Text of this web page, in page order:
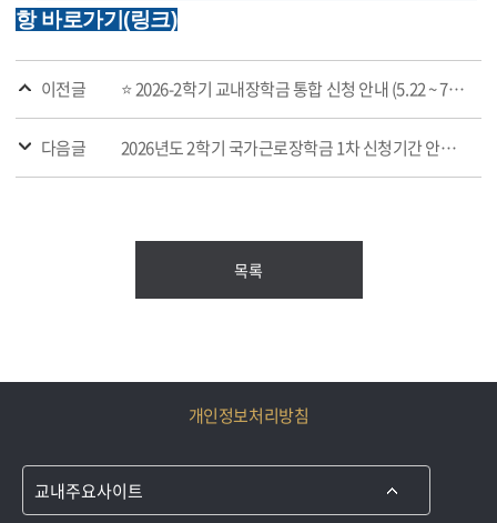
항 바로가기(링크)
이전글 ⭐ 2026-2학기 교내장학금 통합 신청 안내 (5.22 ~ 7.13)
다음글 2026년도 2학기 국가근로장학금 1차 신청기간 안내(2026.05.22(금) 9시 ~ 2026.06.22(월) 18시까지)
목록
개인정보처리방침